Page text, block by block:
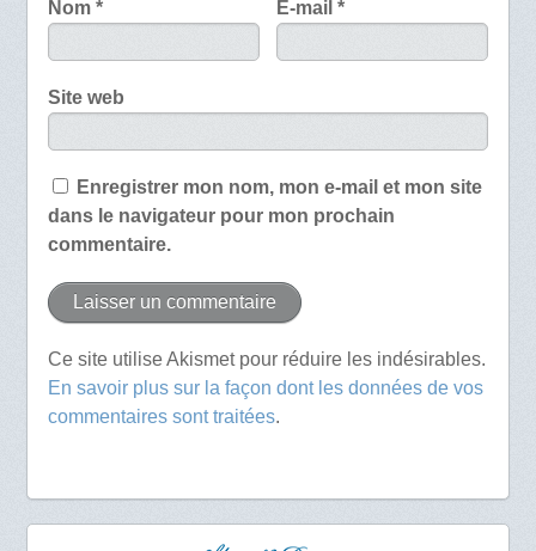
Nom * E-mail*
Site web
Enregistrer mon nom, mon e-mail et mon site
dans le navigateur pour mon prochain
commentaire.
Ce site utilise Akismet pour réduire les indésirables.
En savoir plus sur la façon dont les données de vos
commentaires sont traitées.